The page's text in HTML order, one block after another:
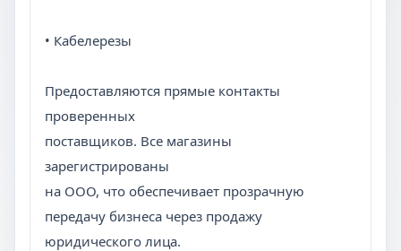
• Кабелерезы
Предоставляются прямые контакты
проверенных
поставщиков. Все магазины
зарегистрированы
на ООО, что обеспечивает прозрачную
передачу бизнеса через продажу
юридического лица.